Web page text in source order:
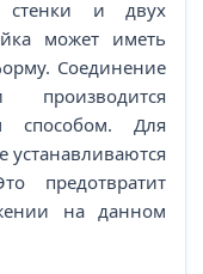
стенки и двух
может иметь
Соединение
способом. Для
устанавливаются
предотвратит
на данном